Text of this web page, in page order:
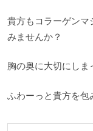
貴方もコラーゲンマ
みませんか？
胸の奥に大切にし
ふわーっと貴方を